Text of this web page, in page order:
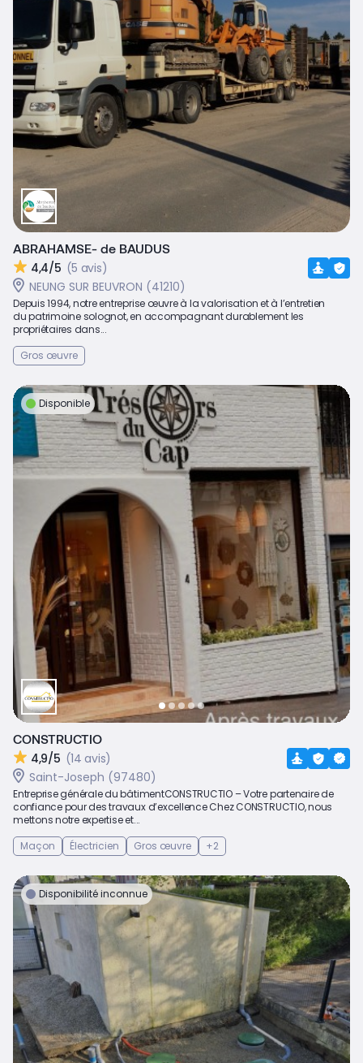
ABRAHAMSE- de BAUDUS
4,4/5 (5 avis)
NEUNG SUR BEUVRON (41210)
Depuis 1994, notre entreprise œuvre à la valorisation et à l’entretien
du patrimoine solognot, en accompagnant durablement les
propriétaires dans...
Gros œuvre
Disponible
CONSTRUCTIO
4,9/5 (14 avis)
Saint-Joseph (97480)
Entreprise générale du bâtimentCONSTRUCTIO – Votre partenaire de
confiance pour des travaux d’excellence Chez CONSTRUCTIO, nous
mettons notre expertise et...
Maçon
Électricien Gros œuvre +2
Disponibilité inconnue